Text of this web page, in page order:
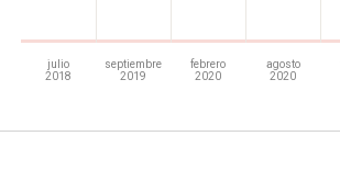
julio
2018
septiembre
2019
febrero
2020
agosto
2020